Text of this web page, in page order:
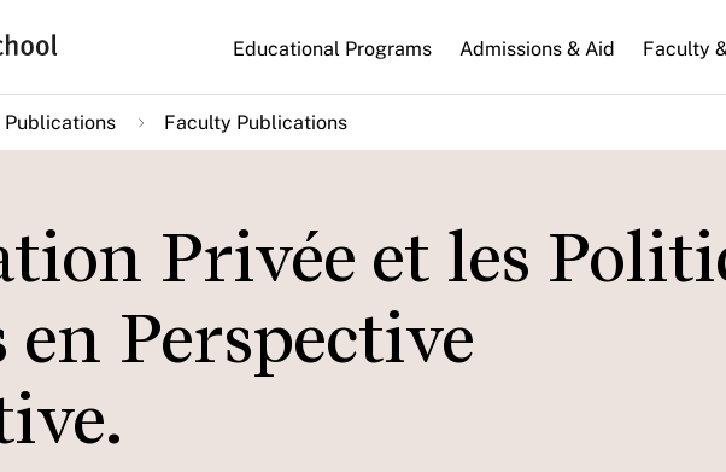
Main
navigation
Educational Programs Admissions & Aid Faculty
Publications Faculty Publications
Privée et les
Perspective